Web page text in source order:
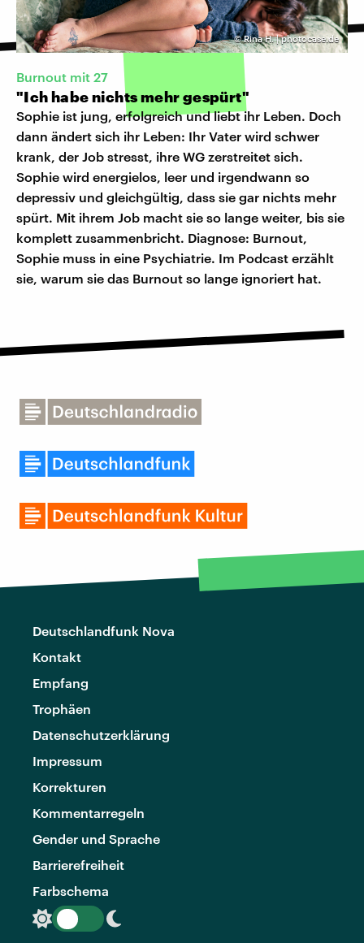
©Rina H. | photocase.de
Burnout mit 27
"Ich habe nichts mehr gespürt"
Sophie ist jung, erfolgreich und liebt ihr Leben. Doch
dann ändert sich ihr Leben: Ihr Vater wird schwer
krank, der Job stresst, ihre WG zerstreitet sich.
Sophie wird energielos, leer und irgendwann so
depressiv und gleichgültig, dass sie gar nichts mehr
spürt. Mit ihrem Job macht sie so lange weiter, bis sie
komplett zusammenbricht. Diagnose: Burnout,
Sophie muss in eine Psychiatrie. Im Podcast erzählt
sie, warum sie das Burnout so lange ignoriert hat.
Deutschlandfunk Nova
Kontakt
Empfang
Trophäen
Datenschutzerklärung
Impressum
Korrekturen
Kommentarregeln
Gender und Sprache
Barrierefreiheit
Farbschema